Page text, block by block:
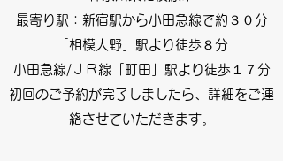
最寄り駅：新宿駅から小田急線で約３０分
「相模大野」駅より徒歩８分
小田急線/ＪＲ線「町田」駅より徒歩１７分
初回のご予約が完了しましたら、詳細をご連
絡させていただきます。